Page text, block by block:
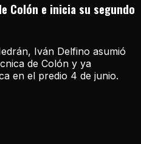
Colón e inicia su segundo
Iván Delfino asumió
de Colón y ya
en el predio 4 de junio.